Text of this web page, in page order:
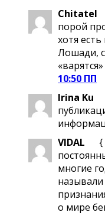
Chitatel
порой
хотя
Лошади,
10:50 ПП
Irina Ku
VIDAL
{
многие
о мире